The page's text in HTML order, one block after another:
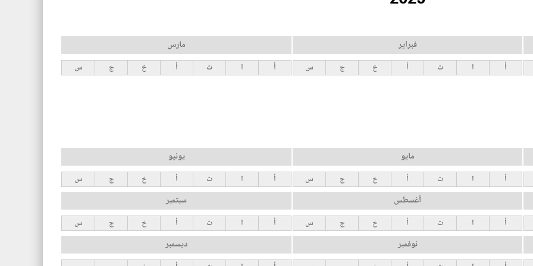
فبراير
أ ا ث أ خ ج س
مارس
أ ا ث أ خ ج س
مايو
أ ا ث أ خ ج س
يونيو
أ ا ث أ خ ج س
أغسطس
أ ا ث أ خ ج س
سبتمبر
أ ا ث أ خ ج س
نوفمبر ديسمبر